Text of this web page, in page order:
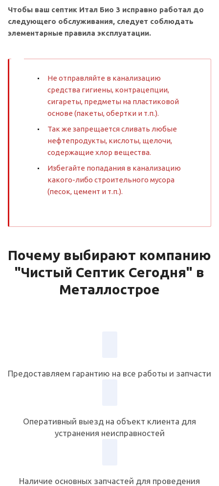
Чтобы ваш септик Итал Био 3 исправно работал до
следующего обслуживания, следует соблюдать
элементарные правила эксплуатации.
Не отправляйте в канализацию
средства гигиены, контрацепции,
сигареты, предметы на пластиковой
основе (пакеты, обертки и т.п.).
Так же запрещается сливать любые
нефтепродукты, кислоты, щелочи,
содержащие хлор вещества.
Избегайте попадания в канализацию
какого-либо строительного мусора
(песок, цемент и т.п.).
Почему выбирают компанию
"Чистый Септик Сегодня" в
Металлострое
Предоставляем гарантию на все работы и запчасти
Оперативный выезд на объект клиента для
устранения неисправностей
Наличие основных запчастей для проведения